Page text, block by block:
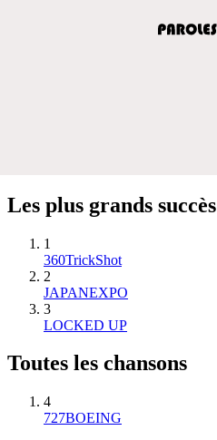
Les plus grands succès
1
360TrickShot
2
JAPANEXPO
3
LOCKED UP
Toutes les chansons
4
727BOEING